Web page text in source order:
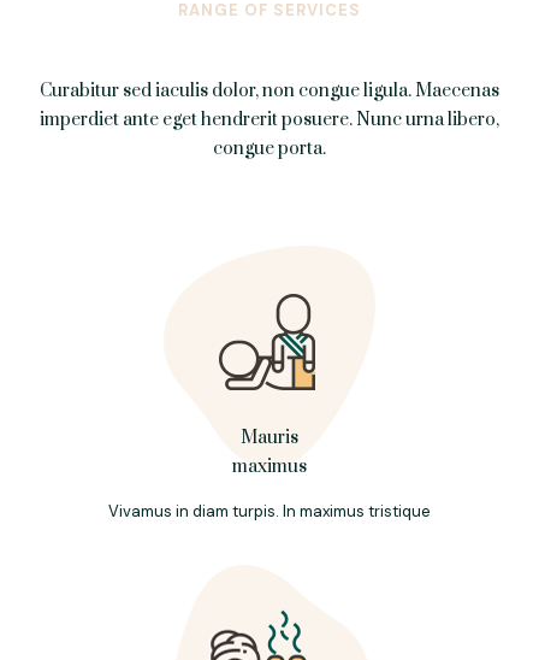
RANGE OF SERVICES
Curabitur sed iaculis dolor, non congue ligula. Maecenas
imperdiet ante eget hendrerit posuere. Nunc urna libero,
congue porta.
Mauris
maximus
Vivamus in diam turpis. In maximus tristique